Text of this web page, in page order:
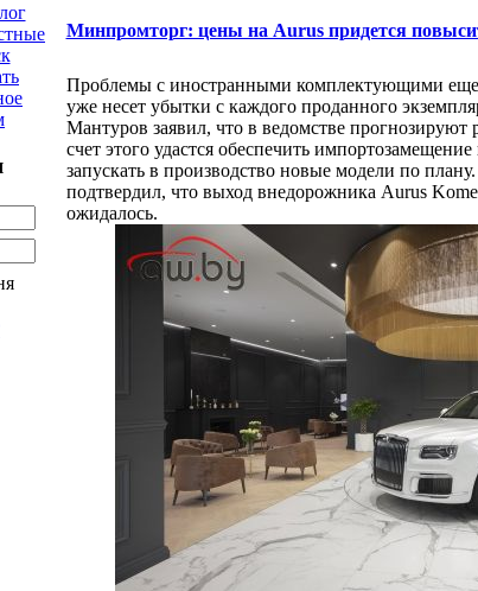
Минпромторг: цены на Aurus придется
Проблемы с иностранными комплектующими еще
уже несет убытки с каждого проданного
Мантуров заявил, что в ведомстве прогнозируют
счет этого удастся обеспечить
запускать в производство новые модели по
подтвердил, что выход внедорожника Aurus
ожидалось.